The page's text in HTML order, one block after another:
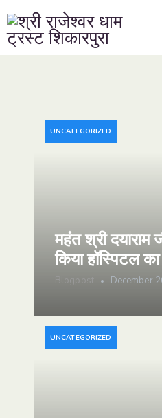
महंत श्री दयाराम
किया हॉस्पिटल
Blogpost December
UNCATEGORIZED
UNCATEGORIZED